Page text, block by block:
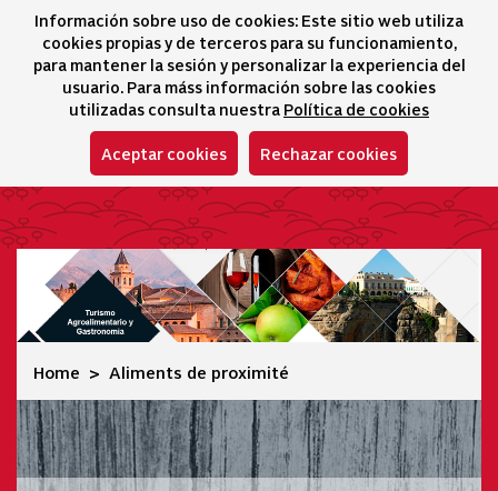
Información sobre uso de cookies: Este sitio web utiliza
cookies propias y de terceros para su funcionamiento,
para mantener la sesión y personalizar la experiencia del
usuario. Para máss información sobre las cookies
utilizadas consulta nuestra Política de cookies
Aceptar cookies Rechazar cookies
Sélecteur de
icono
Aliments de proximité
Home Aliments de proximité